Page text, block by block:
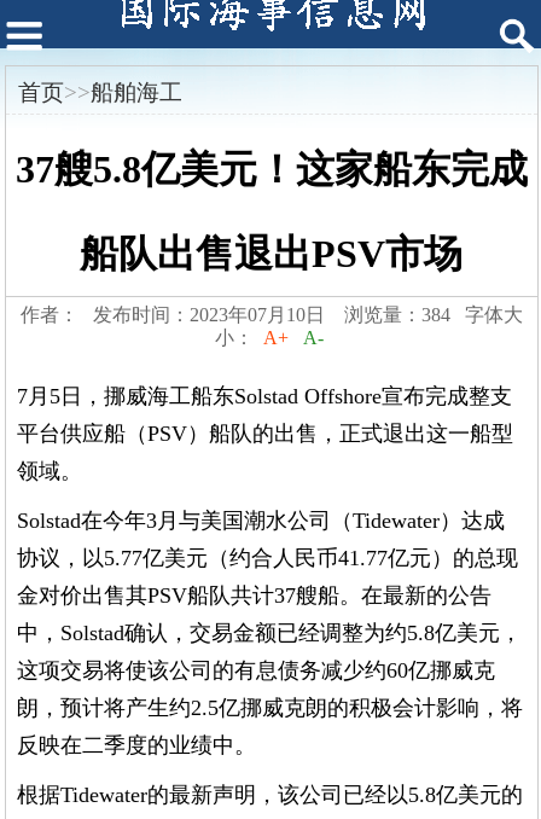
首页>>船舶海工
37艘5.8亿美元！这家船东完成
船队出售退出PSV市场
作者： 发布时间：2023年07月10日 浏览量：384 字体大
小：
A+ A-
7月5日，挪威海工船东Solstad Offshore宣布完成整支
平台供应船（PSV）船队的出售，正式退出这一船型
领域。
Solstad在今年3月与美国潮水公司（Tidewater）达成
协议，以5.77亿美元（约合人民币41.77亿元）的总现
金对价出售其PSV船队共计37艘船。在最新的公告
中，Solstad确认，交易金额已经调整为约5.8亿美元，
这项交易将使该公司的有息债务减少约60亿挪威克
朗，预计将产生约2.5亿挪威克朗的积极会计影响，将
反映在二季度的业绩中。
根据Tidewater的最新声明，该公司已经以5.8亿美元的